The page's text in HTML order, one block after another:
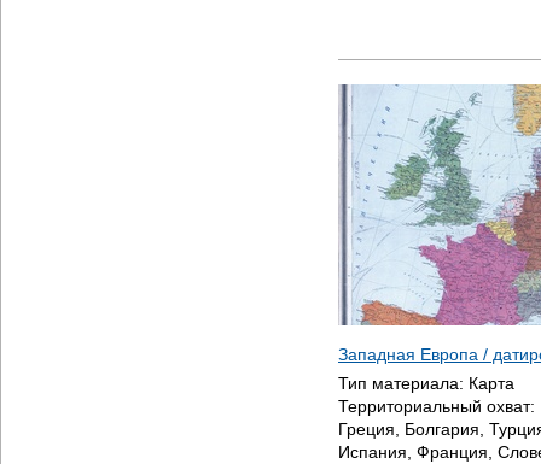
Западная Европа /
Тип материала: Карта
Территориальный охват:
Греция, Болгария,
Испания, Франция,